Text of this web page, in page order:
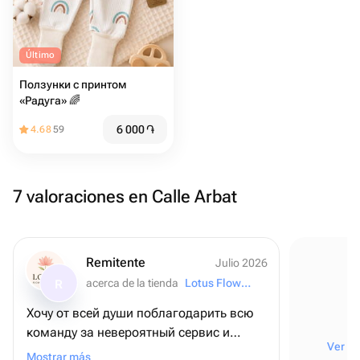
Último
Ползунки с принтом
«Радуга» 🌈
4.6859 6 000֏
7 valoraciones en Calle Arbat
Remitente
Julio 2026
acerca de la tienda
Lotus Flowers and Gifts
Хочу от всей души поблагодарить всю
команду за невероятный сервис и
внимание к деталям! ❤️ Для меня этот
Mostrar más
Ver